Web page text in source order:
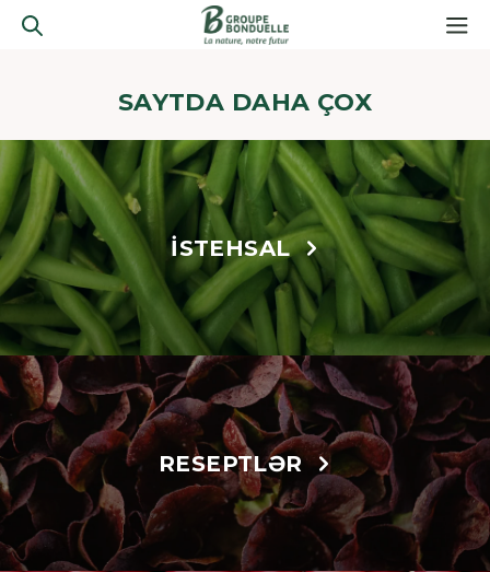
SAYTDA DAHA ÇOX
İSTEHSAL
RESEPTLƏR